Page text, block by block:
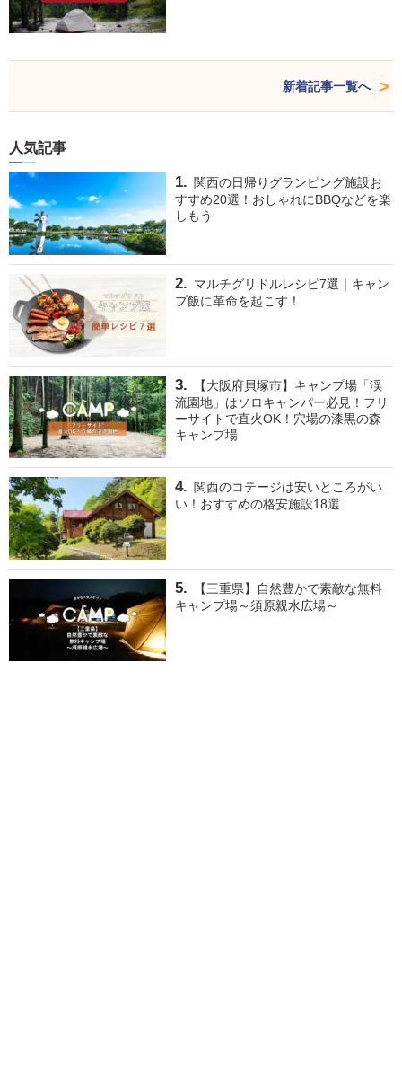
新着記事一覧へ
人気記事
関西の日帰りグランピング施設お
すすめ20選！おしゃれにBBQなどを楽
しもう
マルチグリドルレシピ7選｜キャン
プ飯に革命を起こす！
【大阪府貝塚市】キャンプ場「渓
流園地」はソロキャンパー必見！フリ
ーサイトで直火OK！穴場の漆黒の森
キャンプ場
関西のコテージは安いところがい
い！おすすめの格安施設18選
【三重県】自然豊かで素敵な無料
キャンプ場～須原親水広場～